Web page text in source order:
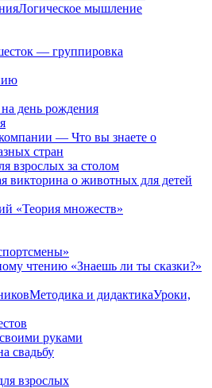
Логическое мышление
— группировка
день рождения
— Что вы знаете о
стран
взрослых за столом
викторина о животных для детей
«Теория множеств»
чтению «Знаешь ли ты сказки?»
Методика и дидактикаУроки,
руками
свадьбу
взрослых